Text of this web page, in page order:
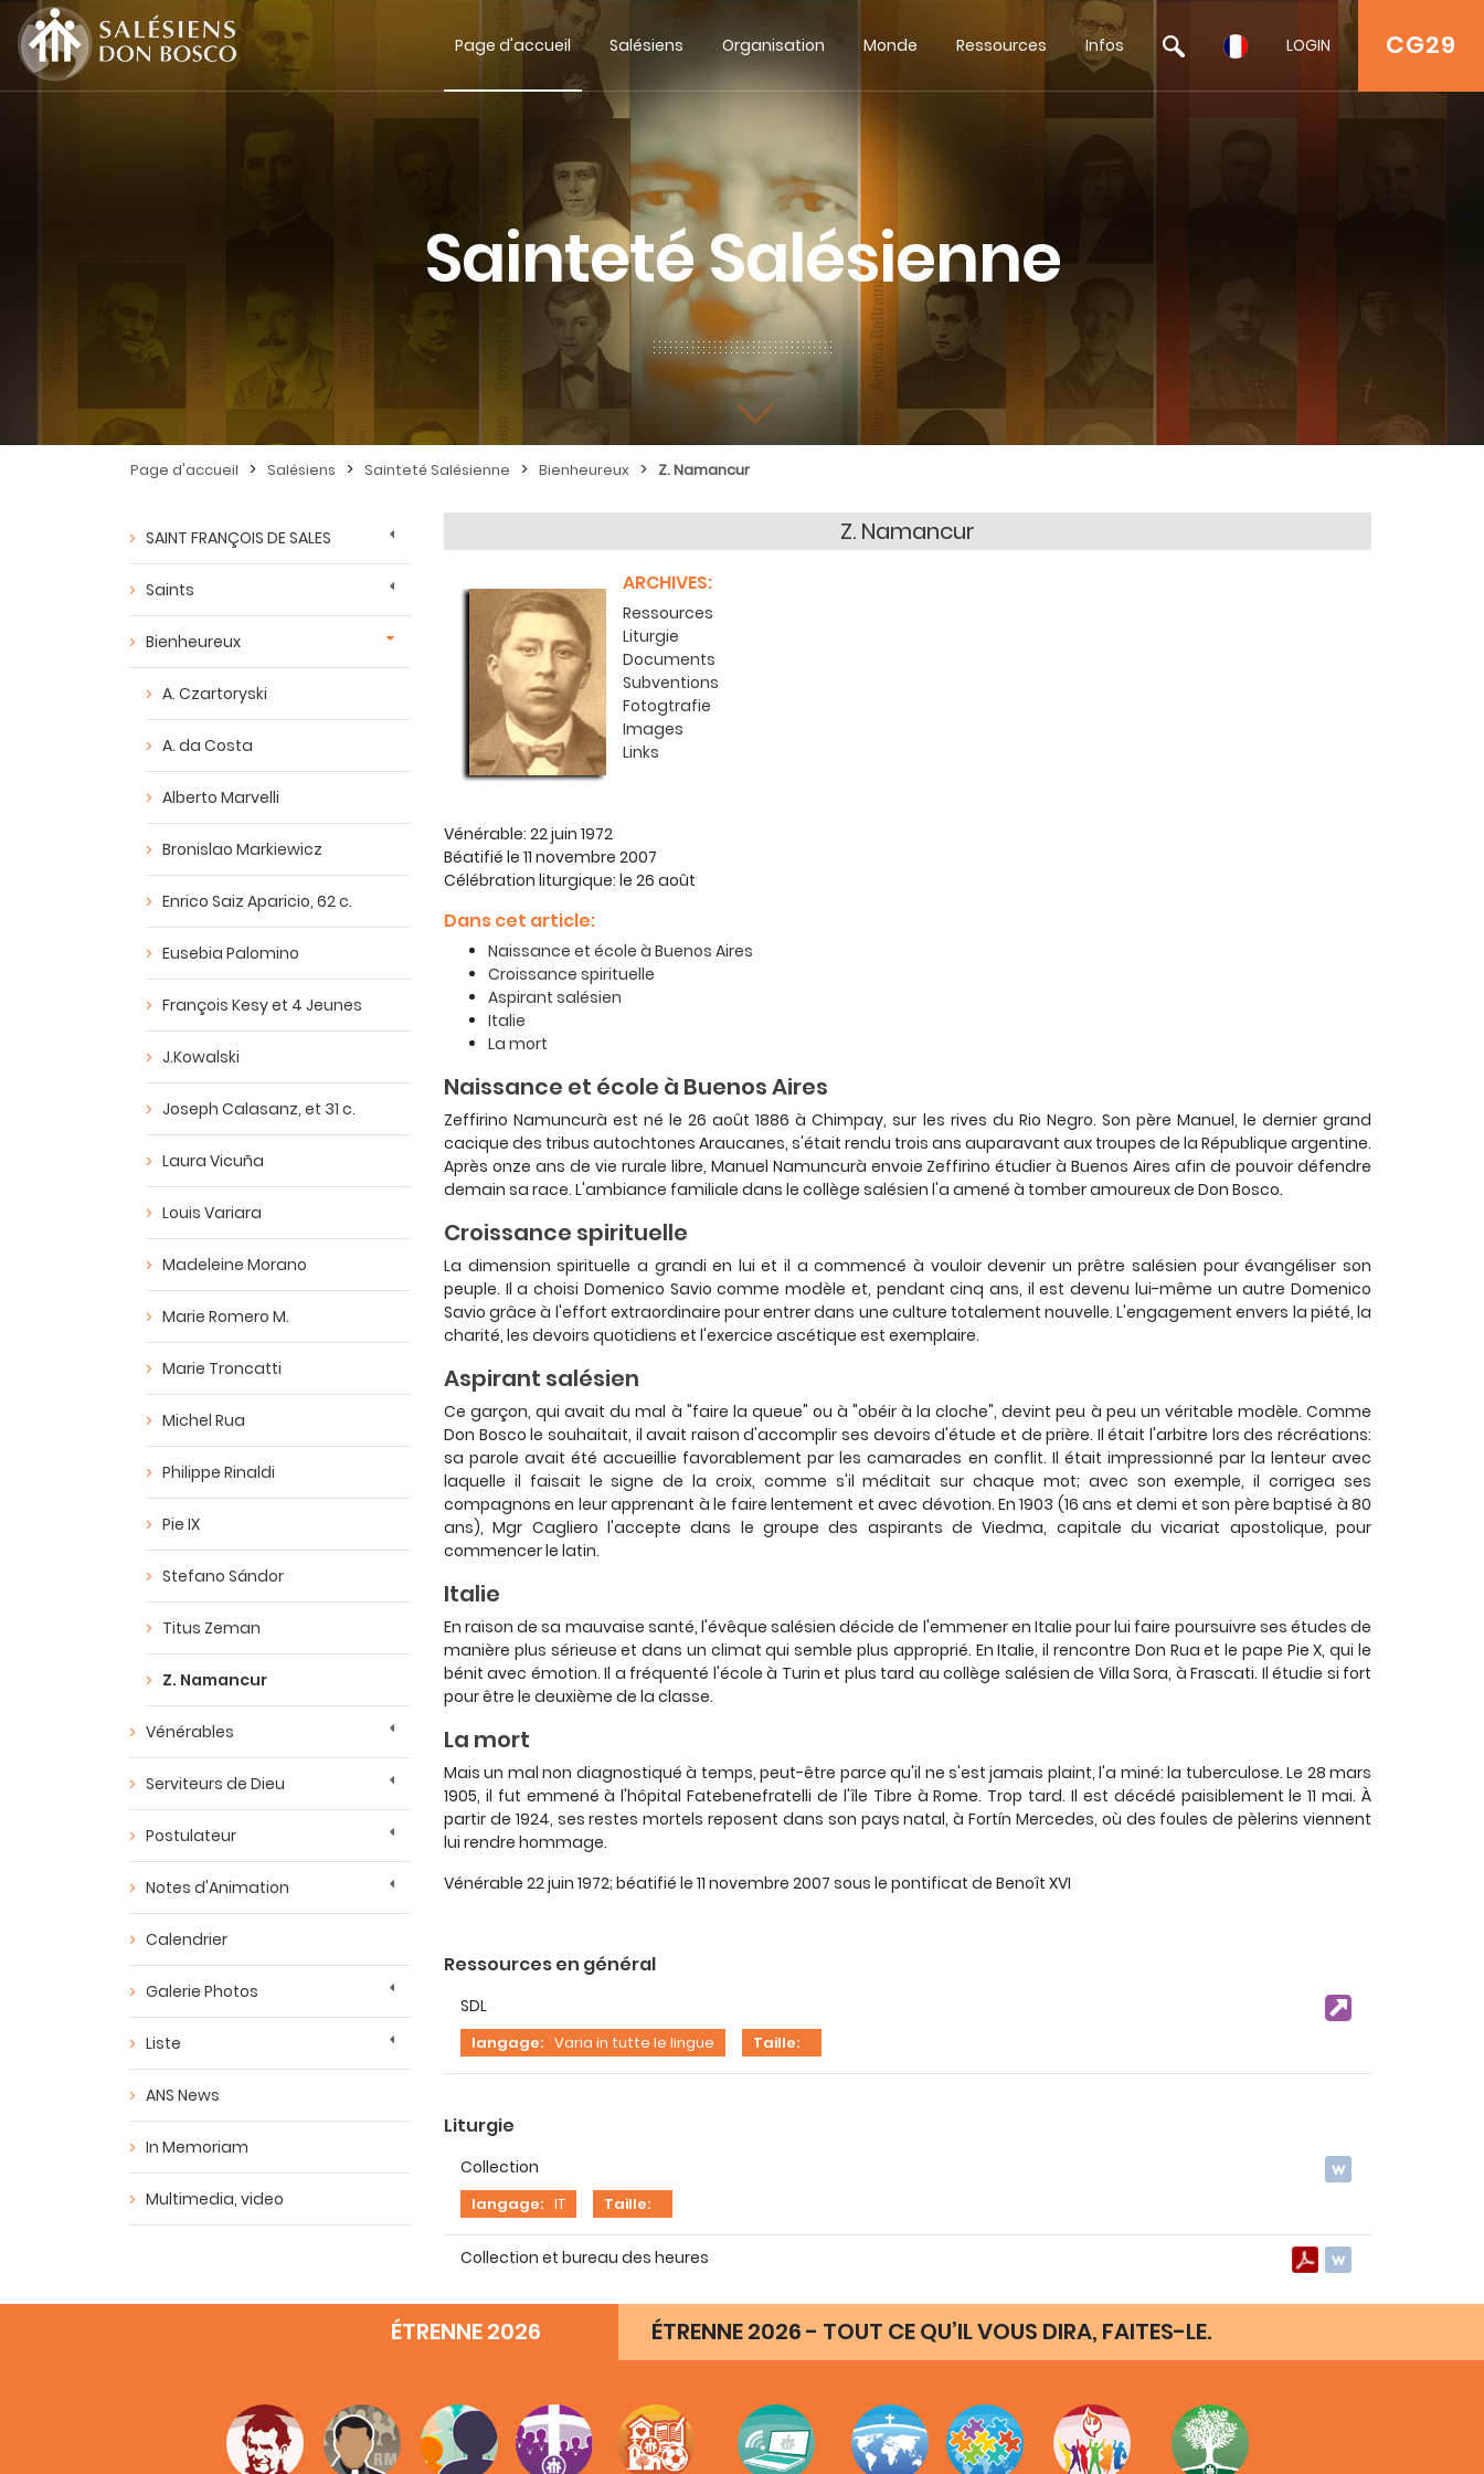
CG29
Page d'accueil Salésiens Organisation Monde Ressources Infos LOGIN
Sainteté Salésienne
Page d'accueil > Salésiens > Sainteté Salésienne > Bienheureux > Z. Namancur
SAINT FRANÇOIS DE SALES
Saints
Bienheureux
A. Czartoryski
A. da Costa
Alberto Marvelli
Bronislao Markiewicz
Enrico Saiz Aparicio, 62 c.
Eusebia Palomino
François Kesy et 4 Jeunes
J.Kowalski
Joseph Calasanz, et 31 c.
Laura Vicuña
Louis Variara
Madeleine Morano
Marie Romero M.
Marie Troncatti
Michel Rua
Philippe Rinaldi
Pie IX
Stefano Sándor
Titus Zeman
Z. Namancur
Vénérables
Serviteurs de Dieu
Postulateur
Notes d'Animation
Calendrier
Galerie Photos
Liste
ANS News
In Memoriam
Multimedia, video
Z. Namancur
ARCHIVES:
Ressources
Liturgie
Documents
Subventions
Fotogtrafie
Images
Links
Vénérable: 22 juin 1972
Béatifié le 11 novembre 2007
Célébration liturgique: le 26 août
Dans cet article:
Naissance et école à Buenos Aires
Croissance spirituelle
Aspirant salésien
Italie
La mort
Naissance et école à Buenos Aires
Zeffirino Namuncurà est né le 26 août 1886 à Chimpay, sur les rives du Rio Negro. Son père Manuel, le dernier grand
cacique des tribus autochtones Araucanes, s'était rendu trois ans auparavant aux troupes de la République argentine.
Après onze ans de vie rurale libre, Manuel Namuncurà envoie Zeffirino étudier à Buenos Aires afin de pouvoir défendre
demain sa race. L'ambiance familiale dans le collège salésien l'a amené à tomber amoureux de Don Bosco.
Croissance spirituelle
La dimension spirituelle a grandi en lui et il a commencé à vouloir devenir un prêtre salésien pour évangéliser son
peuple. Il a choisi Domenico Savio comme modèle et, pendant cinq ans, il est devenu lui-même un autre Domenico
Savio grâce à l'effort extraordinaire pour entrer dans une culture totalement nouvelle. L'engagement envers la piété, la
charité, les devoirs quotidiens et l'exercice ascétique est exemplaire.
Aspirant salésien
Ce garçon, qui avait du mal à "faire la queue" ou à "obéir à la cloche", devint peu à peu un véritable modèle. Comme
Don Bosco le souhaitait, il avait raison d'accomplir ses devoirs d'étude et de prière. Il était l'arbitre lors des récréations:
sa parole avait été accueillie favorablement par les camarades en conflit. Il était impressionné par la lenteur avec
laquelle il faisait le signe de la croix, comme s'il méditait sur chaque mot; avec son exemple, il corrigea ses
compagnons en leur apprenant à le faire lentement et avec dévotion. En 1903 (16 ans et demi et son père baptisé à 80
ans), Mgr Cagliero l'accepte dans le groupe des aspirants de Viedma, capitale du vicariat apostolique, pour
commencer le latin.
Italie
En raison de sa mauvaise santé, l'évêque salésien décide de l'emmener en Italie pour lui faire poursuivre ses études de
manière plus sérieuse et dans un climat qui semble plus approprié. En Italie, il rencontre Don Rua et le pape Pie X, qui le
bénit avec émotion. Il a fréquenté l'école à Turin et plus tard au collège salésien de Villa Sora, à Frascati. Il étudie si fort
pour être le deuxième de la classe.
La mort
Mais un mal non diagnostiqué à temps, peut-être parce qu'il ne s'est jamais plaint, l'a miné: la tuberculose. Le 28 mars
1905, il fut emmené à l'hôpital Fatebenefratelli de l'île Tibre à Rome. Trop tard. Il est décédé paisiblement le 11 mai. À
partir de 1924, ses restes mortels reposent dans son pays natal, à Fortín Mercedes, où des foules de pèlerins viennent
lui rendre hommage.
Vénérable 22 juin 1972; béatifié le 11 novembre 2007 sous le pontificat de Benoît XVI
Ressources en général
SDL
langage: Varia in tutte le lingue Taille:
Liturgie
Collection
langage: IT Taille:
Collection et bureau des heures
Discours devant le conseil municipal de Frascati le 4 juin 2005
langage: IT Taille:
ÉTRENNE 2026 ÉTRENNE 2026 - TOUT CE QU’IL VOUS DIRA, FAITES-LE.